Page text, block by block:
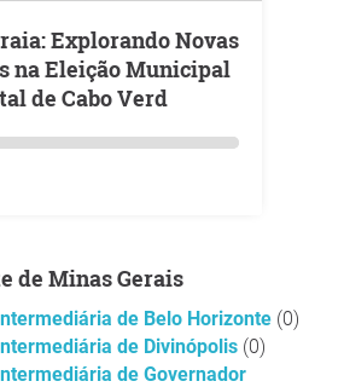
na Eleição Municipal
de Cabo Verd
de Minas Gerais
de Belo Horizonte (0)
de Divinópolis (0)
de Governador